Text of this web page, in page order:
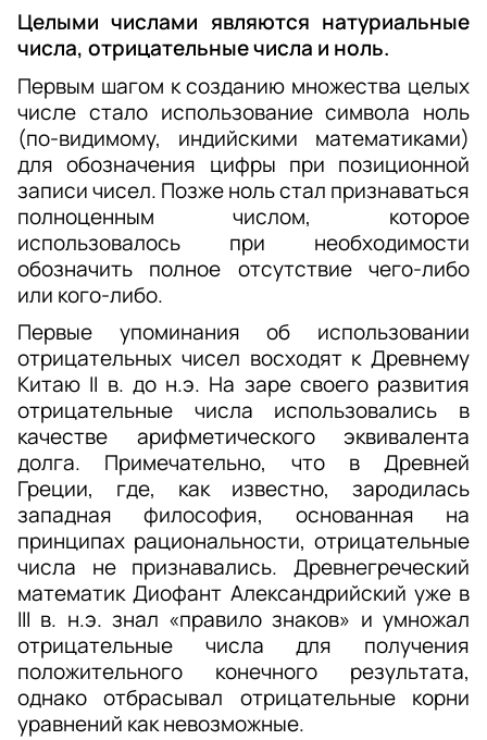
Целыми числами являются натуриальные
числа, отрицательные числа и ноль.
Первым шагом к созданию множества целых
числе стало использование символа ноль
(по-видимому, индийскими математиками)
для обозначения цифры при позиционной
записи чисел. Позже ноль стал признаваться
полноценным числом, которое
использовалось при необходимости
обозначить полное отсутствие чего-либо
или кого-либо.
Первые упоминания об использовании
отрицательных чисел восходят к Древнему
Китаю II в. до н.э. На заре своего развития
отрицательные числа использовались в
качестве арифметического эквивалента
долга. Примечательно, что в Древней
Греции, где, как известно, зародилась
западная философия, основанная на
принципах рациональности, отрицательные
числа не признавались. Древнегреческий
математик Диофант Александрийский уже в
III в. н.э. знал «правило знаков» и умножал
отрицательные числа для получения
положительного конечного результата,
однако отбрасывал отрицательные корни
уравнений как невозможные.